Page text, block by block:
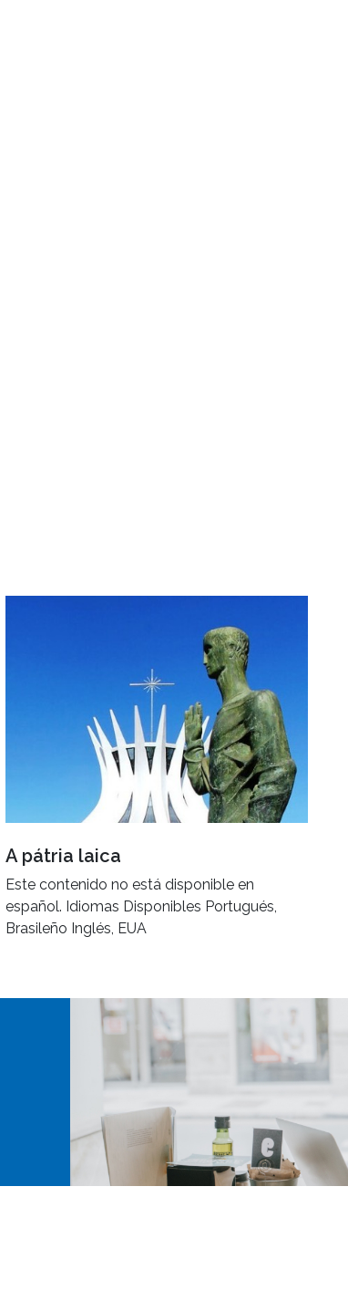
A pátria laica
Este contenido no está disponible en
español. Idiomas Disponibles Portugués,
Brasileño Inglés, EUA